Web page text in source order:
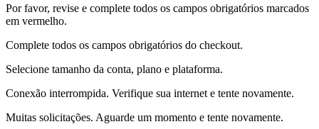
Por favor, revise e complete todos os campos obrigatórios marcados
em vermelho.
Complete todos os campos obrigatórios do checkout.
Selecione tamanho da conta, plano e plataforma.
Conexão interrompida. Verifique sua internet e tente novamente.
Muitas solicitações. Aguarde um momento e tente novamente.